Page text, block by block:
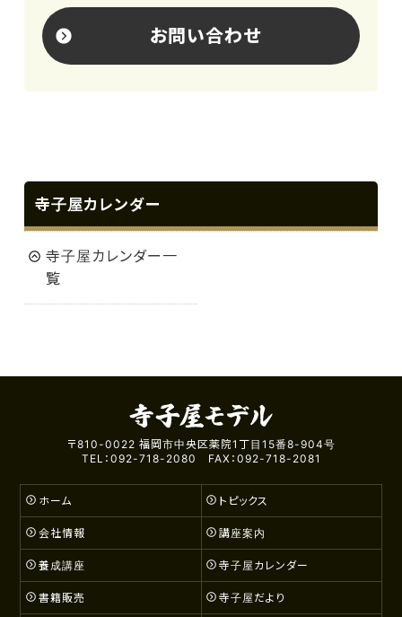
寺子屋カレンダー
寺子屋カレンダー一
覧
お問い合わせ
〒810-0022 福岡市中央区薬院1丁目15番8-904号
TEL：092-718-2080 FAX：092-718-2081
ホーム トピックス
会社情報 講座案内
養成講座 寺子屋カレンダー
書籍販売 寺子屋だより